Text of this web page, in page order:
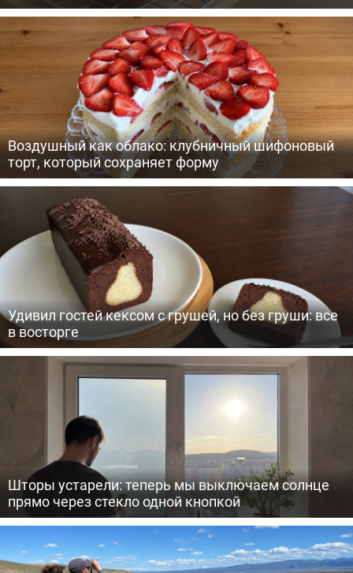
Воздушный как облако: клубничный шифоновый
торт, который сохраняет форму
Удивил гостей кексом с грушей, но без груши: все
в восторге
Шторы устарели: теперь мы выключаем солнце
прямо через стекло одной кнопкой